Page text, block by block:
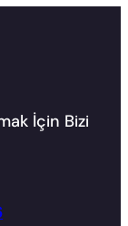
İçin Bizi